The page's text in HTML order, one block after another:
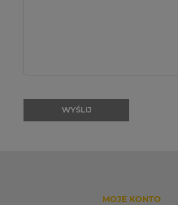
WYŚLIJ
MOJE KONTO